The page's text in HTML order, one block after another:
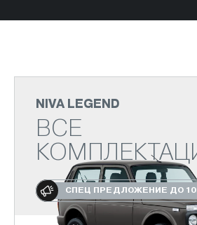
NIVA LEGEND
ВСЕ
СПЕЦ ПРЕДЛОЖЕНИЕ ДО